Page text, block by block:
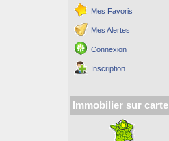
Mes Favoris
Mes Alertes
Connexion
Inscription
Immobilier sur carte